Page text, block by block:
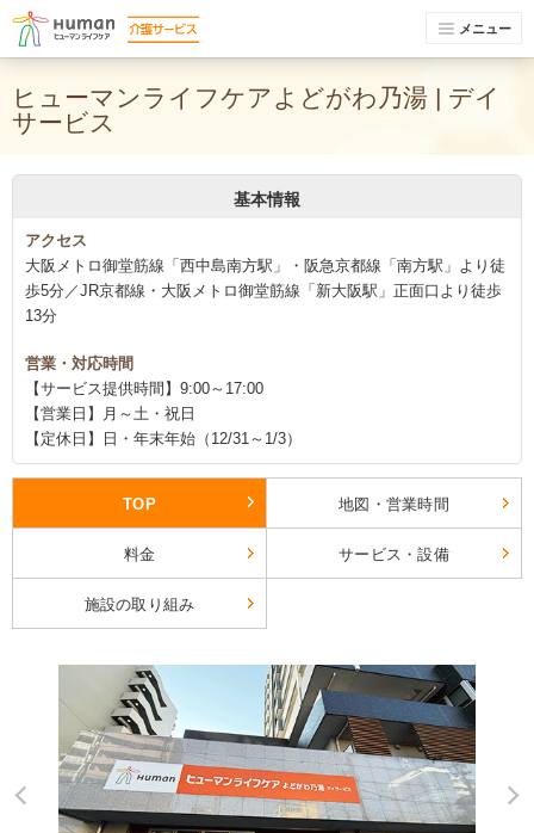
メニュー
ヒューマンライフケアよどがわ乃湯 | デイ
サービス
基本情報
アクセス
大阪メトロ御堂筋線「西中島南方駅」・阪急京都線「南方駅」より徒
歩5分／JR京都線・大阪メトロ御堂筋線「新大阪駅」正面口より徒歩
13分
営業・対応時間
【サービス提供時間】9:00～17:00
【営業日】月～土・祝日
【定休日】日・年末年始（12/31～1/3）
TOP 地図・営業時間
料金 サービス・設備
施設の取り組み